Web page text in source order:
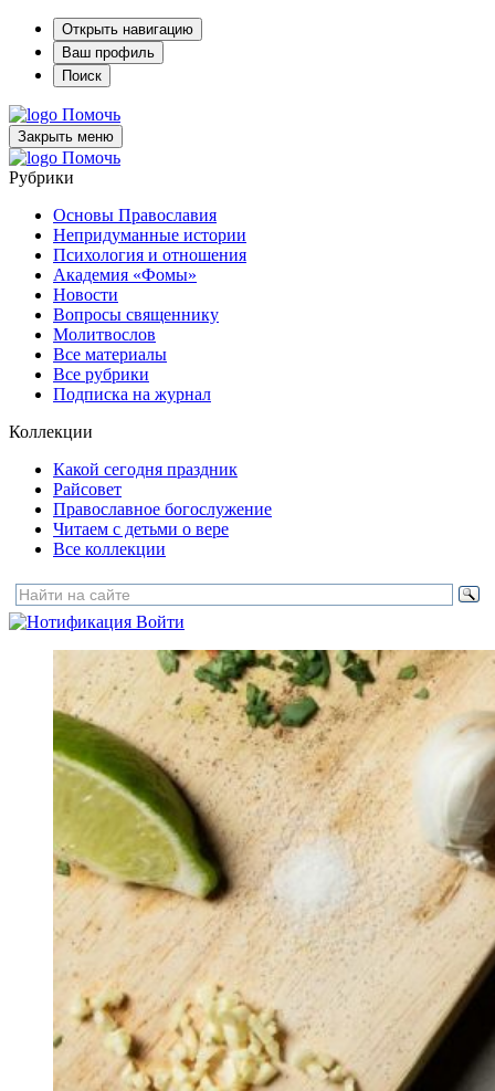
Открыть навигацию
Ваш профиль
Поиск
Помочь
Закрыть меню
Помочь
Рубрики
Основы Православия
Непридуманные истории
Психология и отношения
Академия «Фомы»
Новости
Вопросы священнику
Молитвослов
Все материалы
Все рубрики
Подписка на журнал
Коллекции
Какой сегодня праздник
Райсовет
Православное богослужение
Читаем с детьми о вере
Все коллекции
Войти